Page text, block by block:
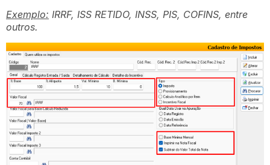
Exemplo: IRRF, ISS RETIDO, INSS, PIS, COFINS, entre
outros.